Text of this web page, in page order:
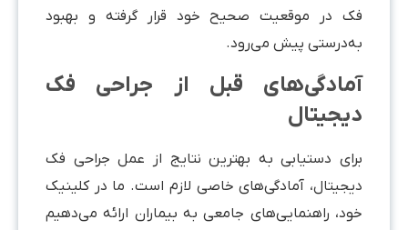
در موقعیت صحیح خود قرار گرفته و بهبود
پیش می‌رود.
قبل از جراحی فک
دستیابی به بهترین نتایج از عمل جراحی فک
آمادگی‌های خاصی لازم است. ما در کلینیک
راهنمایی‌های جامعی به بیماران ارائه می‌دهیم